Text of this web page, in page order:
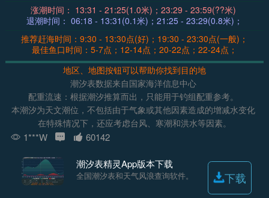
涨潮时间： 13:31 - 21:25(1.0米)；23:29 - 23:59(??米)
退潮时间： 06:18 - 13:31(0.1米)；21:25 - 23:29(0.8米)；
推荐赶海时间：9:30 - 13:30点(好)；19:30 - 23:30点(一般)；
最佳鱼口时间：5-7点；12-14点；20-22点；22-24点；
地区、地图按钮可以帮助你找到目的地
潮汐表数据来自国家海洋信息中心
配重流速：根据潮汐推算而出，只能用于钓组配重参考。
本潮汐为天文潮位，不包括由于气象或其他因素造成的增减水变化
在特殊情况下，还应考虑台风、寒潮和洪水等因素。
1***W 60142
潮汐表精灵App版本下载
全国潮汐表和天气风浪查询软件。 下载